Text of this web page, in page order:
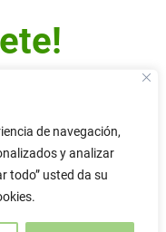
de navegación,
y analizar
todo” usted da su
nuestro Newsletter.